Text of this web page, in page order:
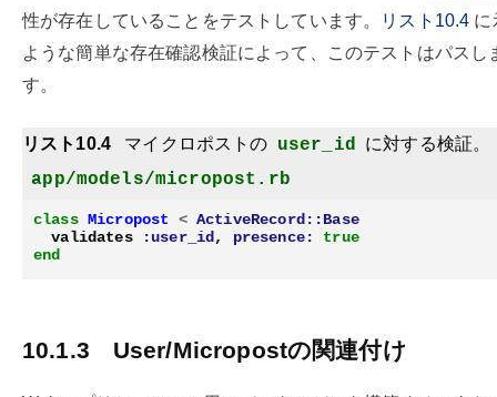
性が存在していることをテストしています。 リスト10.4 に
ような簡単な存在確認検証によって、このテストはパスし
す。
リスト10.4 マイクロポストの user_id に対する検証。
app/models/micropost.rb
class Micropost < ActiveRecord::Base
validates
:user_id , presence:
true
end
10.1.3 User/Micropostの関連付け